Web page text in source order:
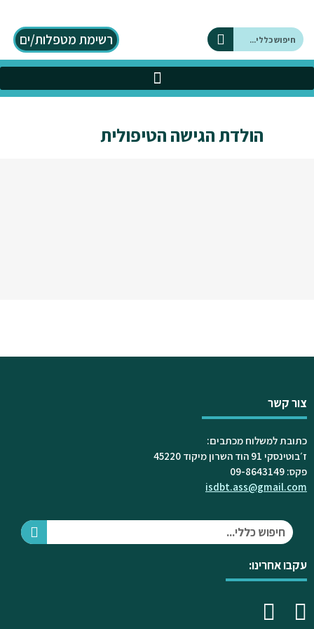
רשימת מטפלות/ים
הולדת הגישה הטיפולית
צור קשר
כתובת למשלוח מכתבים:
ז׳בוטינסקי 91 הוד השרון מיקוד 45220
פקס: 09-8643149
isdbt.ass@gmail.com
עקבו אחרינו: